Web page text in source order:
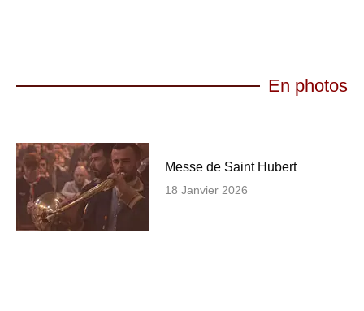
En photos
Messe de Saint Hubert
18 Janvier 2026